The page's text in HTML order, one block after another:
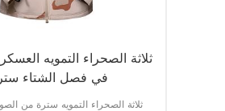
ثلاثة الصحراء التمويه
في فصل الشتاء
ثلاثة الصحراء التمويه سترة من